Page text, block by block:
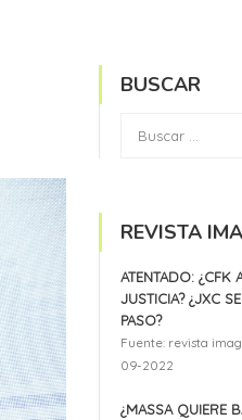
BUSCAR
REVISTA
ATENTADO: ¿CFK
JUSTICIA? ¿JXC
PASO?
Fuente: revista
09-2022
¿MASSA QUIERE